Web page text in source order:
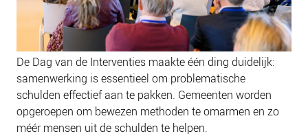
De Dag van de Interventies maakte één ding duidelijk:
samenwerking is essentieel om problematische
schulden effectief aan te pakken. Gemeenten worden
opgeroepen om bewezen methoden te omarmen en zo
méér mensen uit de schulden te helpen.